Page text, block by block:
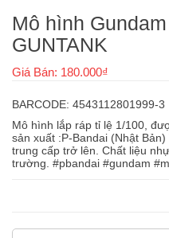
Mô hình
GUNTANK
Giá Bán: 180.000₫
BARCODE: 4543112801999-3
Mô hình lắp ráp tỉ lệ 1/100,
sản xuất :P-Bandai (Nhật
trung cấp trở lên. Chất liệu
trường. #pbandai #gundam